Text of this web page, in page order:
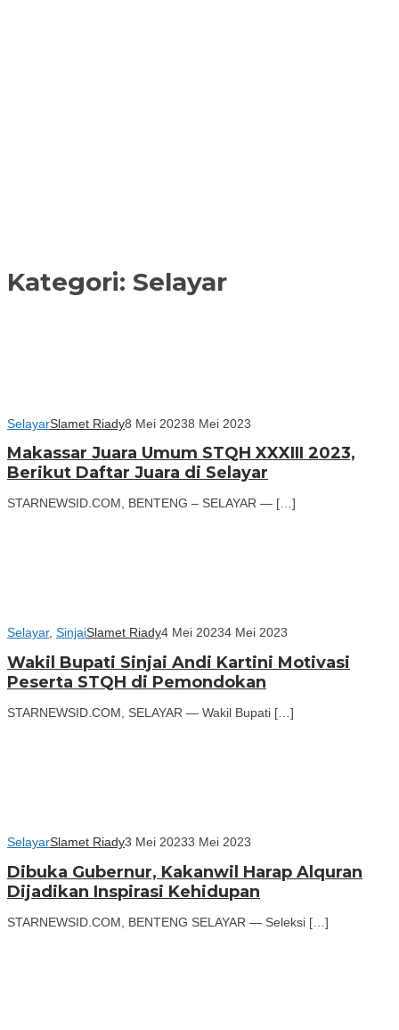
Kategori: Selayar
SelayarSlamet Riady8 Mei 20238 Mei 2023
Makassar Juara Umum STQH XXXIII 2023,
Berikut Daftar Juara di Selayar
STARNEWSID.COM, BENTENG – SELAYAR — […]
Selayar, SinjaiSlamet Riady4 Mei 20234 Mei 2023
Wakil Bupati Sinjai Andi Kartini Motivasi
Peserta STQH di Pemondokan
STARNEWSID.COM, SELAYAR — Wakil Bupati […]
SelayarSlamet Riady3 Mei 20233 Mei 2023
Dibuka Gubernur, Kakanwil Harap Alquran
Dijadikan Inspirasi Kehidupan
STARNEWSID.COM, BENTENG SELAYAR — Seleksi […]